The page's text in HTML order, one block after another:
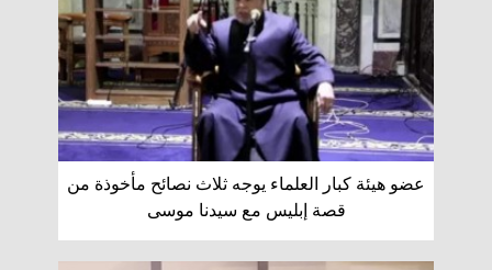
عضو هيئة كبار العلماء يوجه ثلاث نصائح مأخوذة من
قصة إبليس مع سيدنا ‏موسى